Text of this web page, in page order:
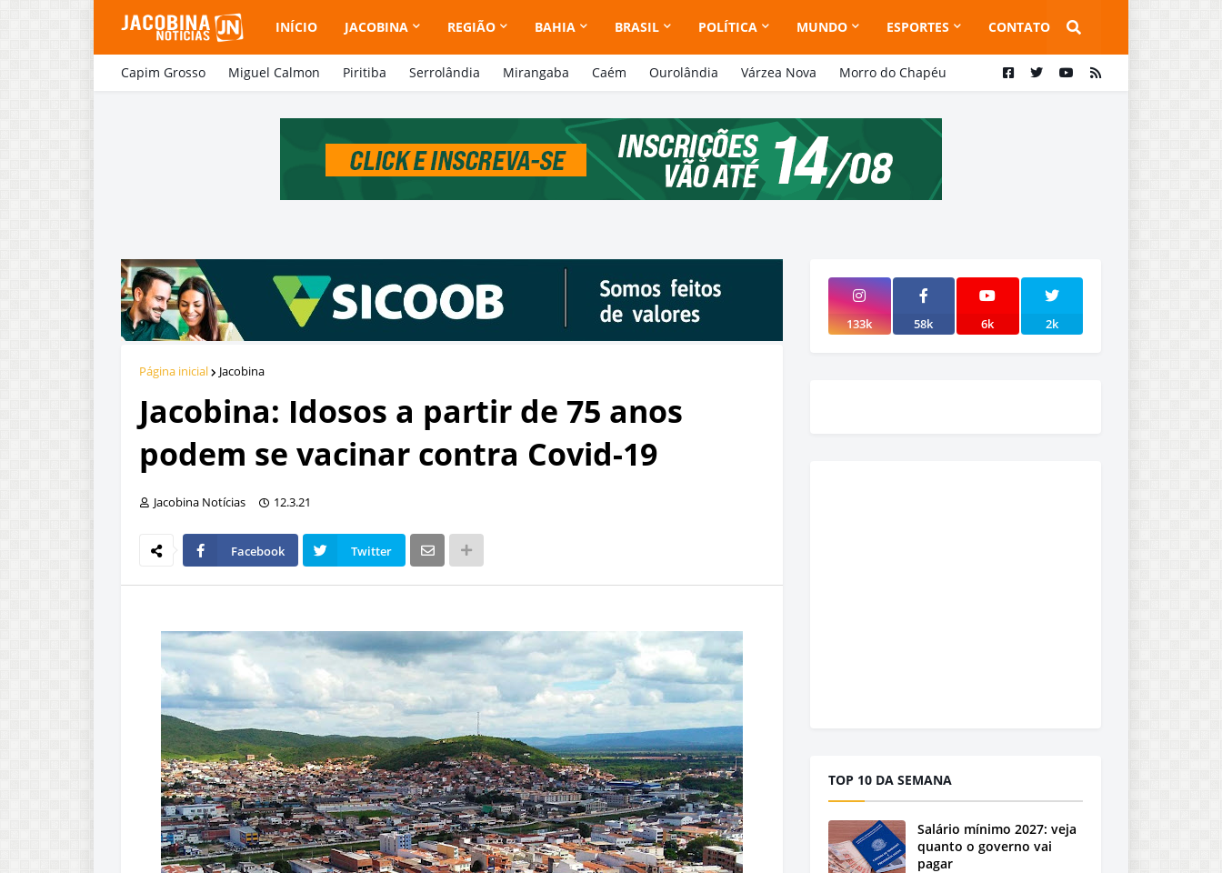
INÍCIO JACOBINA REGIÃO BAHIA BRASIL POLÍTICA MUNDO ESPORTES CONTATO
Capim Grosso Miguel Calmon Piritiba Serrolândia Mirangaba Caém Ourolândia Várzea Nova Morro do Chapéu
Página inicial Jacobina
Jacobina: Idosos a partir de 75 anos
podem se vacinar contra Covid-19
Jacobina Notícias 12.3.21
Facebook Twitter
133k 58k 6k 2k
TOP 10 DA SEMANA
Salário mínimo 2027: veja
quanto o governo vai
pagar